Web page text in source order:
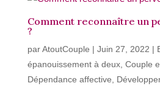
Comment reconnaître un
?
parAtoutCouple | Juin 27, 2022 |
épanouissement à deux, Couple
Dépendance affective